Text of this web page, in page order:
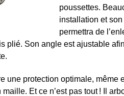
poussettes.
installation et
permettra de
plié. Son angle est ajustable
une protection optimale,
maille. Et ce n’est pas tout ! Il